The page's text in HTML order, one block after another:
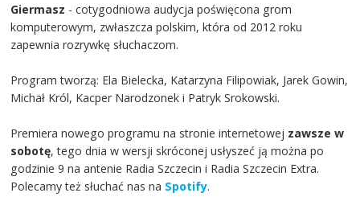
Giermasz - cotygodniowa audycja poświęcona grom
komputerowym, zwłaszcza polskim, która od 2012 roku
zapewnia rozrywkę słuchaczom.
Program tworzą: Ela Bielecka, Katarzyna Filipowiak, Jarek Gowin,
Michał Król, Kacper Narodzonek i Patryk Srokowski.
Premiera nowego programu na stronie internetowej zawsze w
sobotę, tego dnia w wersji skróconej usłyszeć ją można po
godzinie 9 na antenie Radia Szczecin i Radia Szczecin Extra.
Polecamy też słuchać nas na Spotify.